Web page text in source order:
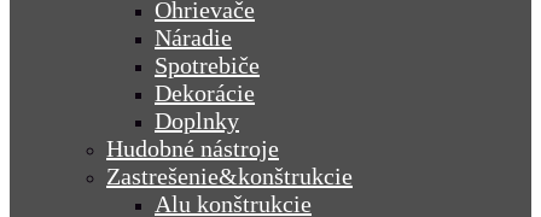
Ohrievače
Náradie
Spotrebiče
Dekorácie
Doplnky
Hudobné nástroje
Zastrešenie&konštrukcie
Alu konštrukcie